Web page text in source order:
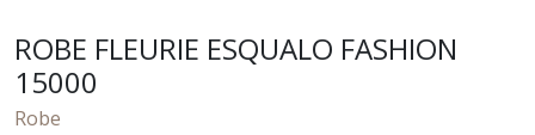
ROBE FLEURIE ESQUALO FASHION
15000
Robe